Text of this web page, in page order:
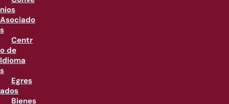
nios
Asociado
s
Centr
o de
Idioma
s
Egres
ados
Bienes